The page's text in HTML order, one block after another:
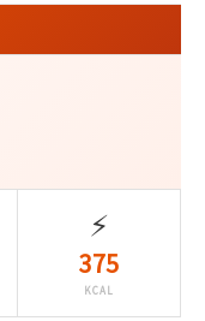
⚡
375
KCAL